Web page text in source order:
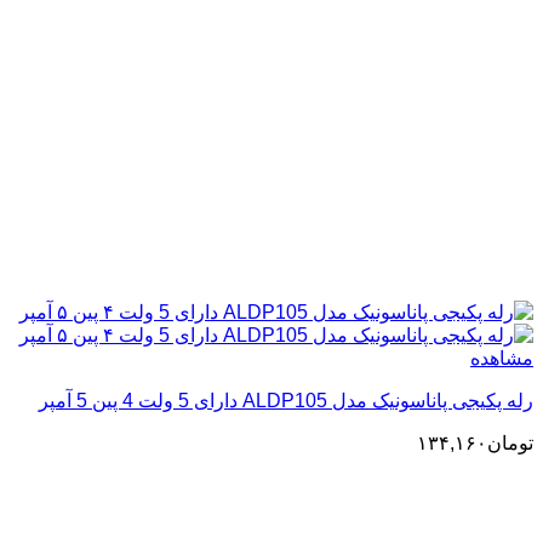
مشاهده
رله پکیجی پاناسونیک مدل ALDP105 دارای 5 ولت 4 پین 5 آمپر
تومان ۱۳۴,۱۶۰